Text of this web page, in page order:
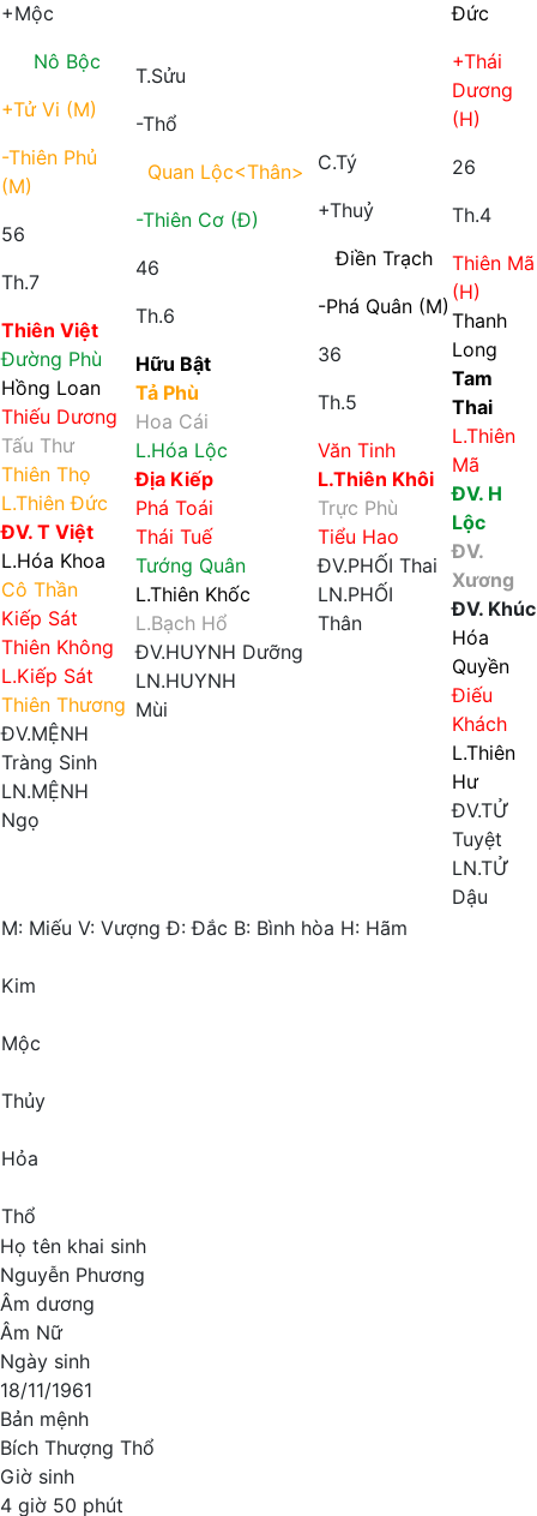
+Mộc
Nô Bộc
+Tử Vi (M)
-Thiên Phủ
(M)
56
Th.7
Thiên Việt
Đường Phù
Hồng Loan
Thiếu Dương
Tấu Thư
Thiên Thọ
L.Thiên Đức
ĐV. T Việt
L.Hóa Khoa
Cô Thần
Kiếp Sát
Thiên Không
L.Kiếp Sát
Thiên Thương
ĐV.MỆNH
Tràng Sinh
LN.MỆNH
Ngọ
T.Sửu
-Thổ
Quan Lộc<Thân>
-Thiên Cơ (Đ)
46
Th.6
Hữu Bật
Tả Phù
Hoa Cái
L.Hóa Lộc
Địa Kiếp
Phá Toái
Thái Tuế
Tướng Quân
L.Thiên Khốc
L.Bạch Hổ
ĐV.HUYNH Dưỡng
LN.HUYNH
Mùi
C.Tý
+Thuỷ
Điền Trạch
-Phá Quân (M)
36
Th.5
Văn Tinh
L.Thiên Khôi
Trực Phù
Tiểu Hao
ĐV.PHỐI Thai
LN.PHỐI
Thân
Đức
+Thái
Dương
(H)
26
Th.4
Thiên Mã
(H)
Thanh
Long
Tam
Thai
L.Thiên
Mã
ĐV. H
Lộc
ĐV.
Xương
ĐV. Khúc
Hóa
Quyền
Điếu
Khách
L.Thiên
Hư
ĐV.TỬ
Tuyệt
LN.TỬ
Dậu
M: Miếu V: Vượng Đ:Đắc B: Bình hòa H: Hãm
Kim
Mộc
Thủy
Hỏa
Thổ
Họ tên khai sinh
Nguyễn Phương
Âm dương
Âm Nữ
Ngày sinh
18/11/1961
Bản mệnh
Bích Thượng Thổ
Giờ sinh
4 giờ 50 phút